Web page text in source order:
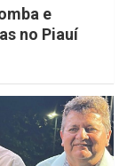
e
no Piauí